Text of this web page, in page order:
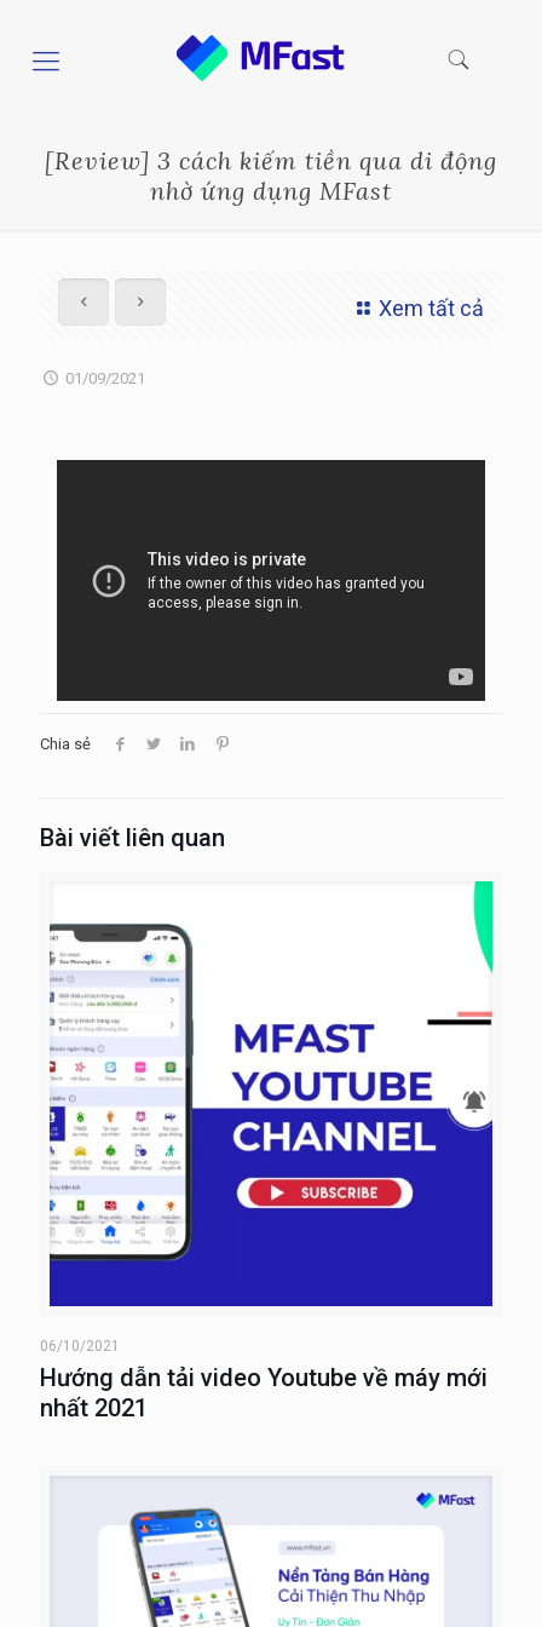
[Review] 3 cách kiếm tiền qua di động
nhờ ứng dụng MFast
Xem tất cả
01/09/2021
Chia sẻ
Bài viết liên quan
06/10/2021
Hướng dẫn tải video Youtube về máy mới
nhất 2021